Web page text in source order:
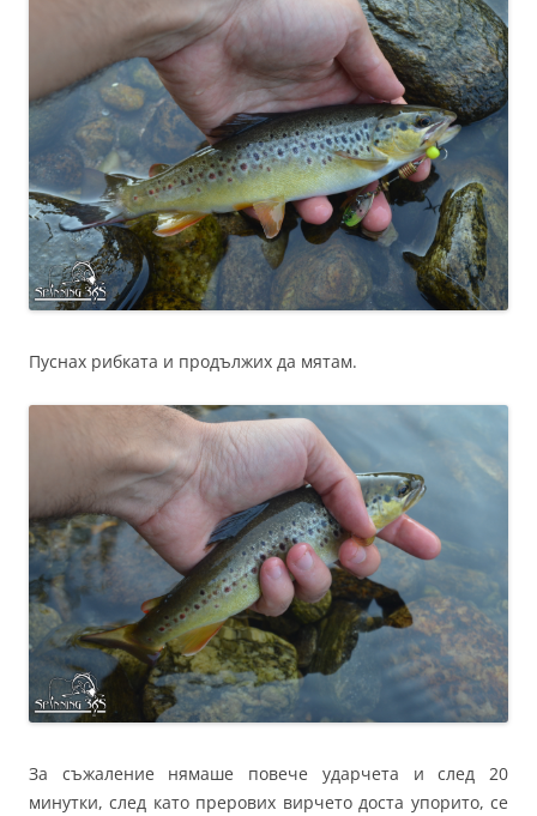
Пуснах рибката и продължих да мятам.
За съжаление нямаше повече ударчета и след 20
минутки, след като прерових вирчето доста упорито, се